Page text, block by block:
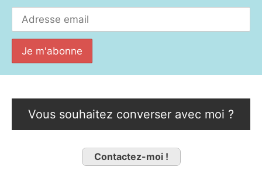
Vous souhaitez converser avec moi ?
Contactez-moi !